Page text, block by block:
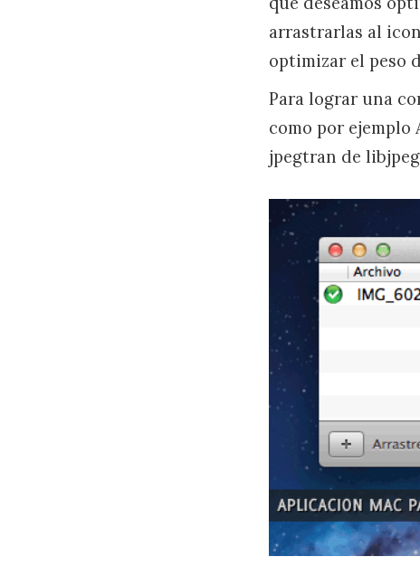
arrastrarlas al
optimizar el peso
Para lograr una
como por ejemplo
jpegtran de